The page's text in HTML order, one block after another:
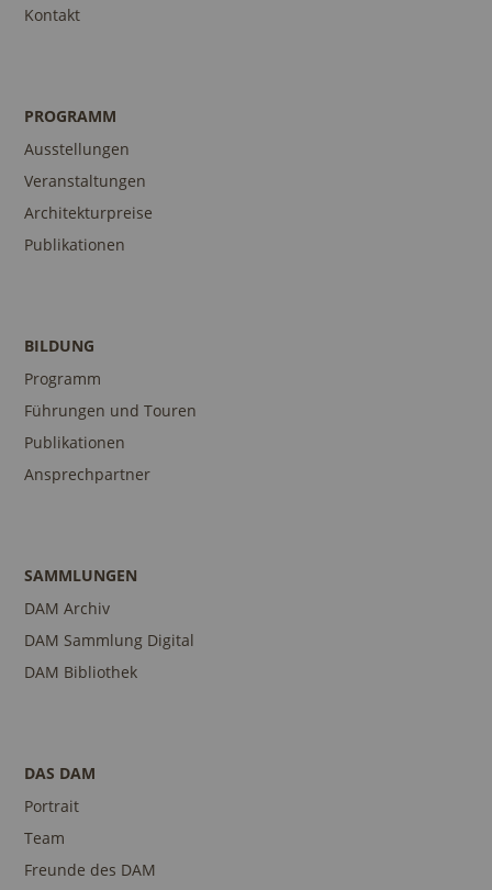
Kontakt
PROGRAMM
Ausstellungen
Veranstaltungen
Architekturpreise
Publikationen
BILDUNG
Programm
Führungen und Touren
Publikationen
Ansprechpartner
SAMMLUNGEN
DAM Archiv
DAM Sammlung Digital
DAM Bibliothek
DAS DAM
Portrait
Team
Freunde des DAM